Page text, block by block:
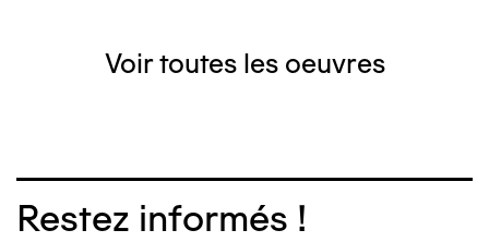
Voir toutes les oeuvres
Restez informés !